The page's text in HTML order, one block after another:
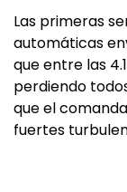
Las primeras
automáticas
que entre las
perdiendo
que el
fuertes